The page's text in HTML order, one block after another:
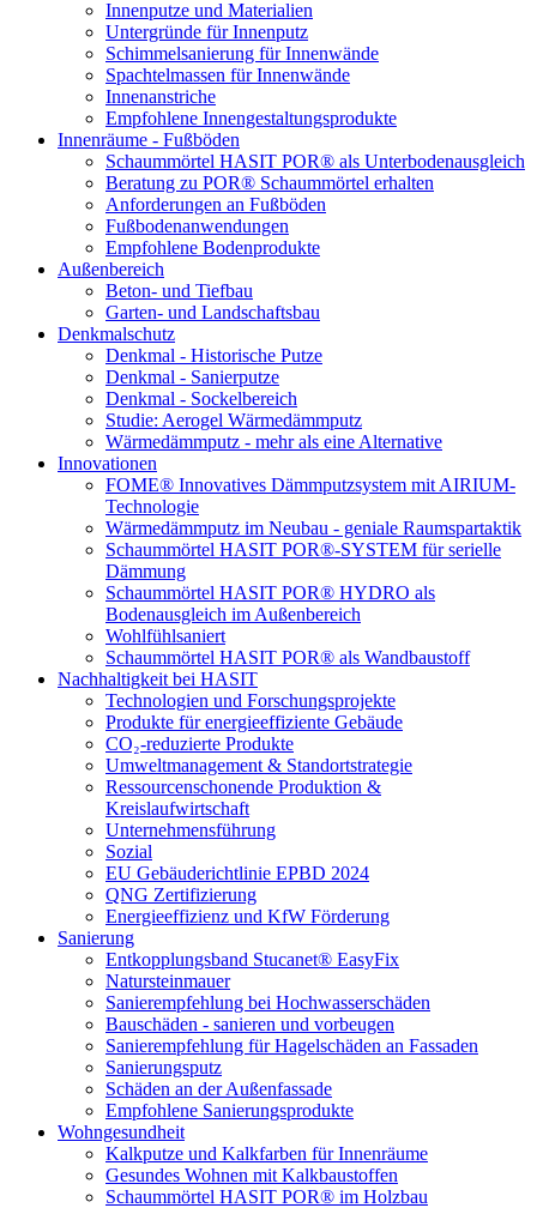
Innenputze und Materialien
Untergründe für Innenputz
Schimmelsanierung für Innenwände
Spachtelmassen für Innenwände
Innenanstriche
Empfohlene Innengestaltungsprodukte
Innenräume - Fußböden
Schaummörtel HASIT POR® als Unterbodenausgleich
Beratung zu POR® Schaummörtel erhalten
Anforderungen an Fußböden
Fußbodenanwendungen
Empfohlene Bodenprodukte
Außenbereich
Beton- und Tiefbau
Garten- und Landschaftsbau
Denkmalschutz
Denkmal - Historische Putze
Denkmal - Sanierputze
Denkmal - Sockelbereich
Studie: Aerogel Wärmedämmputz
Wärmedämmputz - mehr als eine Alternative
Innovationen
FOME® Innovatives Dämmputzsystem mit AIRIUM-
Technologie
Wärmedämmputz im Neubau - geniale Raumspartaktik
Schaummörtel HASIT POR®-SYSTEM für serielle
Dämmung
Schaummörtel HASIT POR® HYDRO als
Bodenausgleich im Außenbereich
Wohlfühlsaniert
Schaummörtel HASIT POR® als Wandbaustoff
Nachhaltigkeit bei HASIT
Technologien und Forschungsprojekte
Produkte für energieeffiziente Gebäude
CO₂-reduzierte Produkte
Umweltmanagement & Standortstrategie
Ressourcenschonende Produktion &
Kreislaufwirtschaft
Unternehmensführung
Sozial
EU Gebäuderichtlinie EPBD 2024
QNG Zertifizierung
Energieeffizienz und KfW Förderung
Sanierung
Entkopplungsband Stucanet® EasyFix
Natursteinmauer
Sanierempfehlung bei Hochwasserschäden
Bauschäden - sanieren und vorbeugen
Sanierempfehlung für Hagelschäden an Fassaden
Sanierungsputz
Schäden an der Außenfassade
Empfohlene Sanierungsprodukte
Wohngesundheit
Kalkputze und Kalkfarben für Innenräume
Gesundes Wohnen mit Kalkbaustoffen
Schaummörtel HASIT POR® im Holzbau